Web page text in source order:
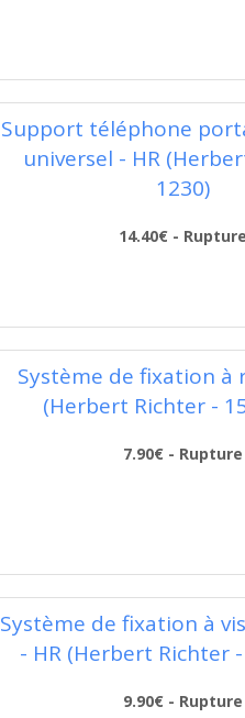
Support téléphone
universel - HR
1230)
14.40€ -
Système de fixation à
(Herbert Richter -
7.90€ - Rupture
Système de fixation à
- HR (Herbert Richter
9.90€ - Rupture